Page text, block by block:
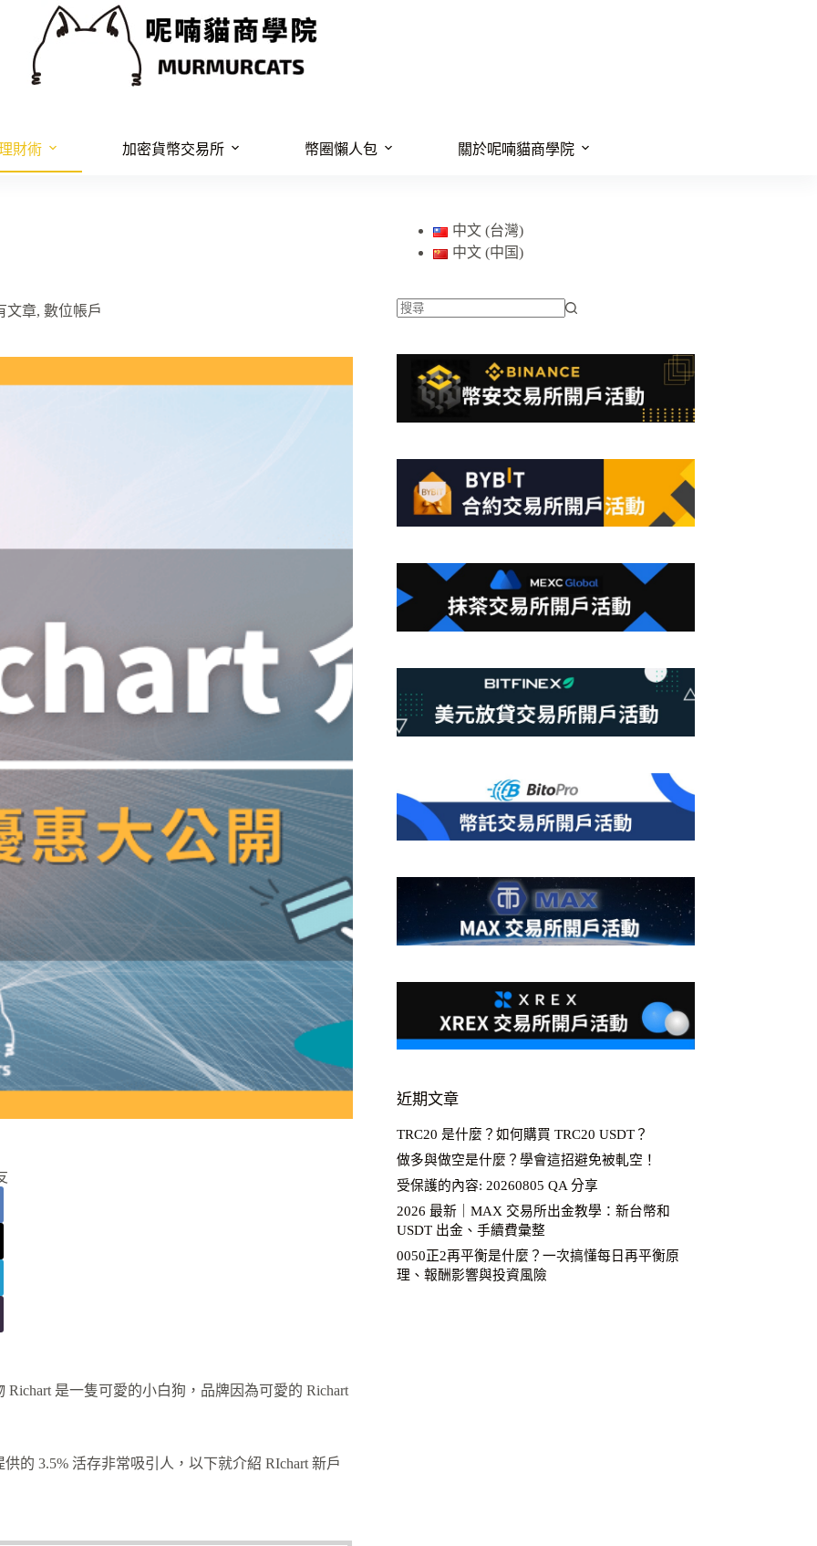
財術 加密貨幣交易所 幣圈懶人包 關於呢喃貓商學院
文章, 數位帳戶
是一隻可愛的小白狗，品牌因為可愛的 Richart
的 3.5% 活存非常吸引人，以下就介紹 RIchart 新戶
中文 (台灣)
中文 (中国)
不
件
果
近期文章
TRC20 是什麼？如何購買 TRC20 USDT？
做多與做空是什麼？學會這招避免被軋空！
受保護的內容: 20260805 QA 分享
2026 最新｜MAX 交易所出金教學：新台幣和
USDT 出金、手續費彙整
0050正2再平衡是什麼？一次搞懂每日再平衡原
理、報酬影響與投資風險